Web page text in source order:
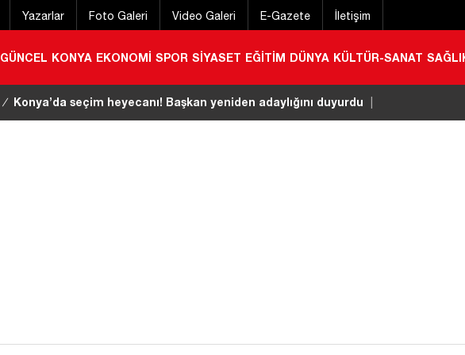
Yazarlar Foto Galeri Video Galeri E-Gazete İletişim
GÜNCEL KONYA EKONOMİ SPOR SİYASET EĞİTİM DÜNYA KÜLTÜR-SANAT
/ Altının kilogram fiyatı 6 milyon 673 bin liraya yükseldi